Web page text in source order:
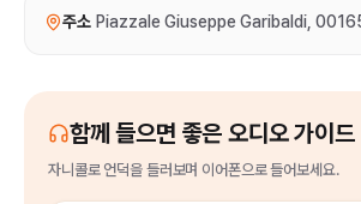
주소 Piazzale Giuseppe Garibaldi,
함께 들으면 좋은 오디오 가이드
자니콜로 언덕을들러보며 이어폰으로 들어보세요.